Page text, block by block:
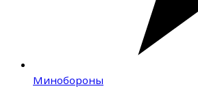
Минобороны